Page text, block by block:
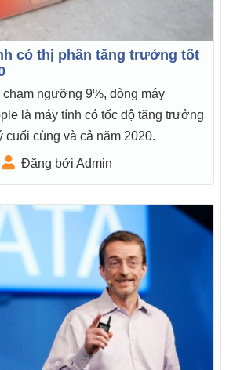
có thị phần tăng trưởng tốt
ngưỡng 9%, dòng máy
là máy tính có tốc độ tăng trưởng
cuối cùng và cả năm 2020.
Đăng bởi Admin